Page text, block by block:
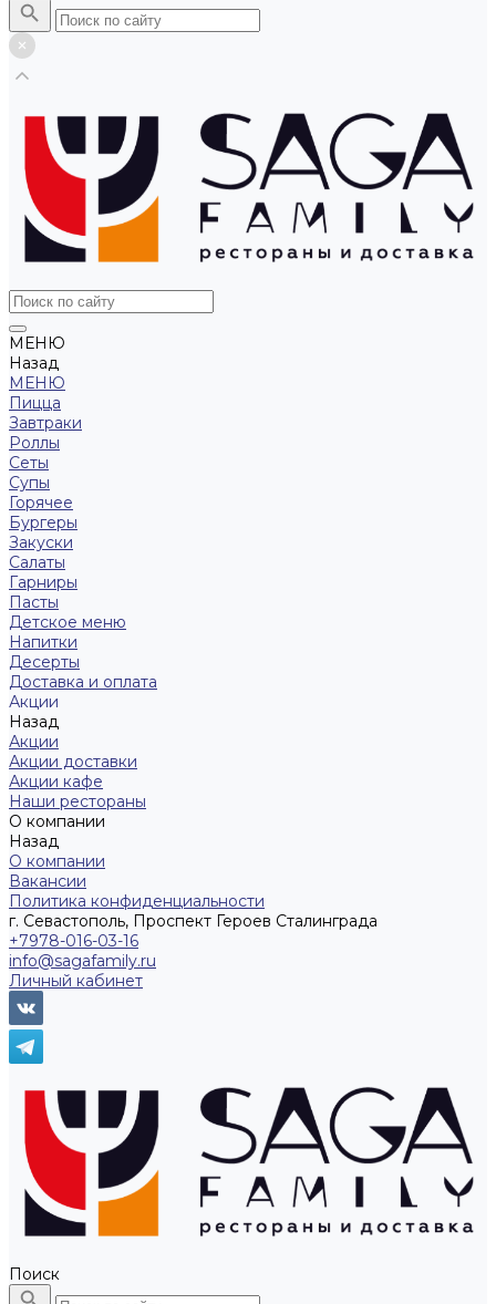
МЕНЮ
Назад
МЕНЮ
Пицца
Завтраки
Роллы
Сеты
Супы
Горячее
Бургеры
Закуски
Салаты
Гарниры
Пасты
Детское меню
Напитки
Десерты
Доставка и оплата
Акции
Назад
Акции
Акции доставки
Акции кафе
Наши рестораны
О компании
Назад
О компании
Вакансии
Политика конфиденциальности
г. Севастополь, Проспект Героев Сталинграда
+7978-016-03-16
info@sagafamily.ru
Личный кабинет
Поиск